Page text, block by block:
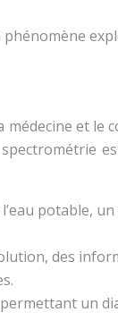
et le
potable,
des
un